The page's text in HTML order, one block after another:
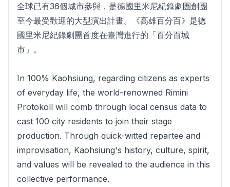
全球已有36個城市參與，是德國里米尼紀錄劇團創團
至今最受歡迎的大型演出計畫。《高雄百分百》是德
國里米尼紀錄劇團首度在臺灣進行的「百分百城
市」。
In 100% Kaohsiung, regarding citizens as experts
of everyday life, the world-renowned Rimini
Protokoll will comb through local census data to
cast 100 city residents to join their stage
production. Through quick-witted repartee and
improvisation, Kaohsiung's history, culture, spirit,
and values will be revealed to the audience in this
collective performance.